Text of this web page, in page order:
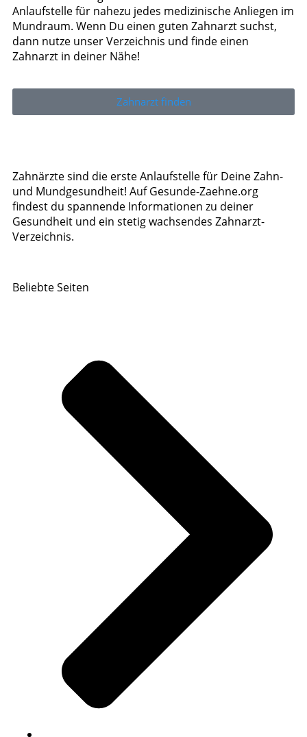
Anlaufstelle für nahezu jedes medizinische Anliegen im
Mundraum. Wenn Du einen guten Zahnarzt suchst,
dann nutze unser Verzeichnis und finde einen
Zahnarzt in deiner Nähe!
Zahnarzt finden
Zahnärzte sind die erste Anlaufstelle für Deine Zahn-
und Mundgesundheit! Auf Gesunde-Zaehne.org
findest du spannende Informationen zu deiner
Gesundheit und ein stetig wachsendes Zahnarzt-
Verzeichnis.
Beliebte Seiten